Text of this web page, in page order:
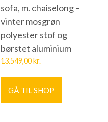
sofa, m. chaiselong –
vinter mosgrøn
polyester stof og
børstet aluminium
13.549,00kr.
GÅ TIL SHOP